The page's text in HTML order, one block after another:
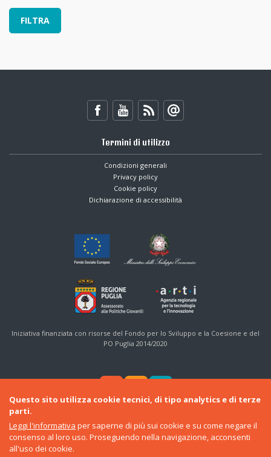
Termini di utilizzo
Condizioni generali
Privacy policy
Cookie policy
Dichiarazione di accessibilità
Iniziativa finanziata con risorse del Fondo per lo Sviluppo e la Coesione e del
PO Puglia 2014/2020
© 2016-22 Regione Puglia
Questo sito utilizza cookie tecnici, di tipo analytics e di terze
parti.
Leggi l'informativa per saperne di più sui cookie e su come negare il
consenso al loro uso. Proseguendo nella navigazione, acconsenti
all'uso dei cookie.